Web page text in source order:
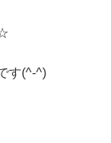
す(^-^)